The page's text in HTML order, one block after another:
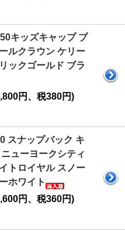
キッズキャップ ブ
ルクラウン ケリー
ックゴールド ブラ
円、税380円)
スナップバック キ
ューヨークシティ
トロイヤル スノー
ホワイト
円、税360円)